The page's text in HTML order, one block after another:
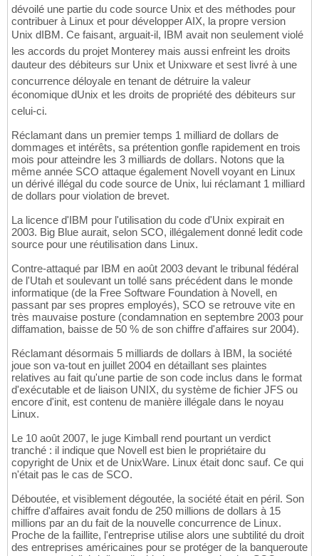
dévoilé une partie du code source Unix et des méthodes pour
contribuer à Linux et pour développer AIX, la propre version
Unix dIBM. Ce faisant, arguait-il, IBM avait non seulement violé
les accords du projet Monterey mais aussi enfreint les droits
dauteur des débiteurs sur Unix et Unixware et sest livré à une
concurrence déloyale en tenant de détruire la valeur
économique dUnix et les droits de propriété des débiteurs sur
celui-ci.
Réclamant dans un premier temps 1 milliard de dollars de
dommages et intérêts, sa prétention gonfle rapidement en trois
mois pour atteindre les 3 milliards de dollars. Notons que la
même année SCO attaque également Novell voyant en Linux
un dérivé illégal du code source de Unix, lui réclamant 1 milliard
de dollars pour violation de brevet.
La licence d'IBM pour l'utilisation du code d'Unix expirait en
2003. Big Blue aurait, selon SCO, illégalement donné ledit code
source pour une réutilisation dans Linux.
Contre-attaqué par IBM en août 2003 devant le tribunal fédéral
de l'Utah et soulevant un tollé sans précédent dans le monde
informatique (de la Free Software Foundation à Novell, en
passant par ses propres employés), SCO se retrouve vite en
très mauvaise posture (condamnation en septembre 2003 pour
diffamation, baisse de 50 % de son chiffre d'affaires sur 2004).
Réclamant désormais 5 milliards de dollars à IBM, la société
joue son va-tout en juillet 2004 en détaillant ses plaintes
relatives au fait qu'une partie de son code inclus dans le format
d'exécutable et de liaison UNIX, du système de fichier JFS ou
encore d'init, est contenu de manière illégale dans le noyau
Linux.
Le 10 août 2007, le juge Kimball rend pourtant un verdict
tranché : il indique que Novell est bien le propriétaire du
copyright de Unix et de UnixWare. Linux était donc sauf. Ce qui
n'était pas le cas de SCO.
Déboutée, et visiblement dégoutée, la société était en péril. Son
chiffre d'affaires avait fondu de 250 millions de dollars à 15
millions par an du fait de la nouvelle concurrence de Linux.
Proche de la faillite, l'entreprise utilise alors une subtilité du droit
des entreprises américaines pour se protéger de la banqueroute